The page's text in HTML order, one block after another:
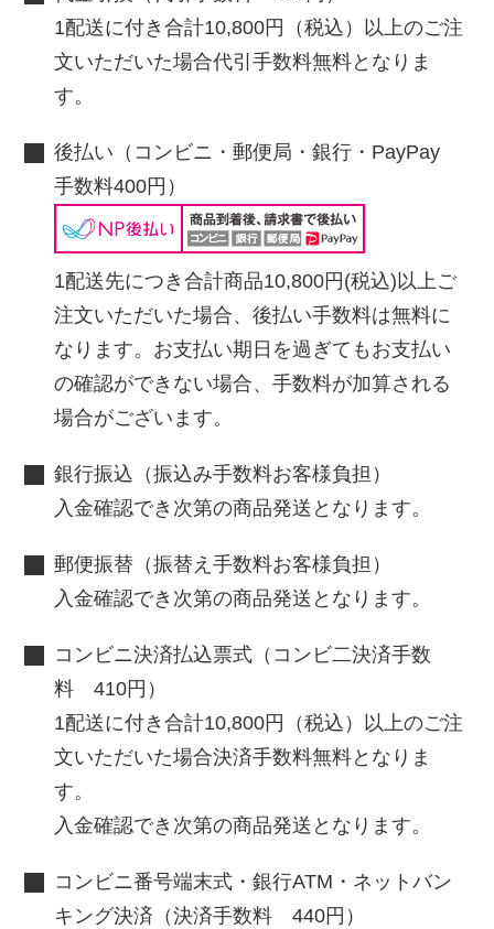
1配送に付き合計10,800円（税込）以上のご注
文いただいた場合代引手数料無料となりま
す。
後払い（コンビニ・郵便局・銀行・PayPay
手数料400円）
1配送先につき合計商品10,800円(税込)以上ご
注文いただいた場合、後払い手数料は無料に
なります。お支払い期日を過ぎてもお支払い
の確認ができない場合、手数料が加算される
場合がございます。
銀行振込（振込み手数料お客様負担）
入金確認でき次第の商品発送となります。
郵便振替（振替え手数料お客様負担）
入金確認でき次第の商品発送となります。
コンビニ決済払込票式（コンビ二決済手数
料 410円）
1配送に付き合計10,800円（税込）以上のご注
文いただいた場合決済手数料無料となりま
す。
入金確認でき次第の商品発送となります。
コンビニ番号端末式・銀行ATM・ネットバン
キング決済（決済手数料 440円）